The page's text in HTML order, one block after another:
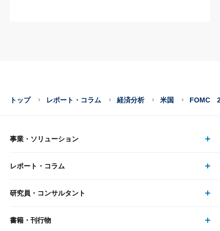
トップ レポート・コラム 経済分析 米国 FOMC 2
事業・ソリューション
事業・ソリューション トップ
リサーチ
レポート・コラム
レポート・コラム トップ
最新のレポート・コラム
研究員・コンサルタント
研究員・コンサルタント トップ
書籍・刊行物